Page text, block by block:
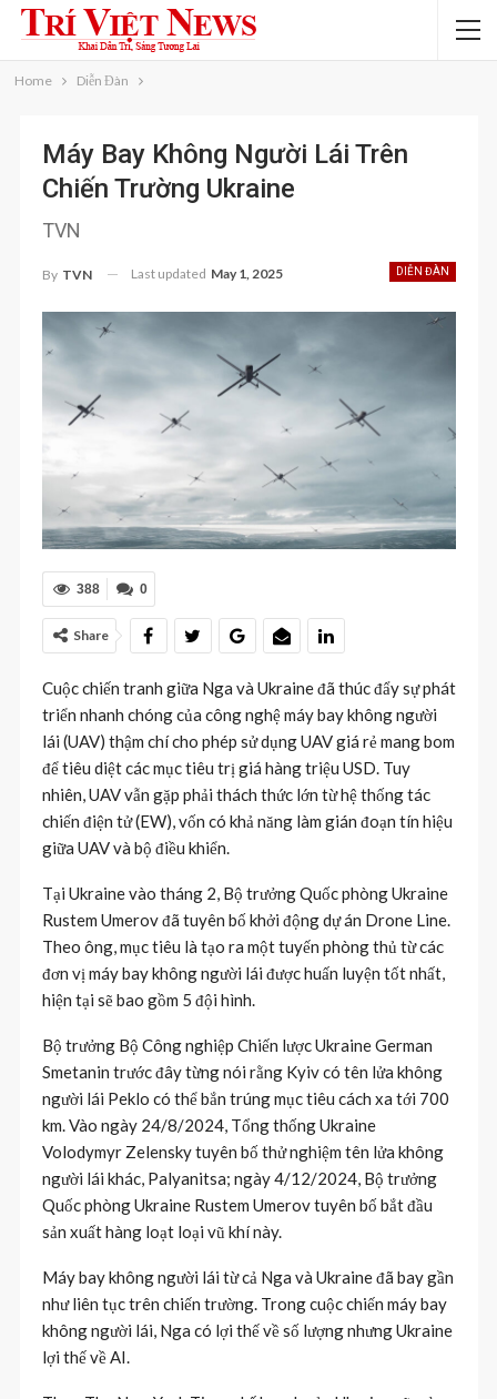
Home Diễn Đàn
Máy Bay Không Người Lái Trên
Chiến Trường Ukraine
TVN
DIỄN ĐÀN
By TVN Last updated May 1, 2025
0
388
Share
Cuộc chiến tranh giữa Nga và Ukraine đã thúc đẩy sự phát
triển nhanh chóng của công nghệ máy bay không người
lái (UAV) thậm chí cho phép sử dụng UAV giá rẻ mang bom
để tiêu diệt các mục tiêu trị giá hàng triệu USD. Tuy
nhiên, UAV vẫn gặp phải thách thức lớn từ hệ thống tác
chiến điện tử (EW), vốn có khả năng làm gián đoạn tín hiệu
giữa UAV và bộ điều khiển.
Tại Ukraine vào tháng 2, Bộ trưởng Quốc phòng Ukraine
Rustem Umerov đã tuyên bố khởi động dự án Drone Line.
Theo ông, mục tiêu là tạo ra một tuyến phòng thủ từ các
đơn vị máy bay không người lái được huấn luyện tốt nhất,
hiện tại sẽ bao gồm 5 đội hình.
Bộ trưởng Bộ Công nghiệp Chiến lược Ukraine German
Smetanin trước đây từng nói rằng Kyiv có tên lửa không
người lái Peklo có thể bắn trúng mục tiêu cách xa tới 700
km. Vào ngày 24/8/2024, Tổng thống Ukraine
Volodymyr Zelensky tuyên bố thử nghiệm tên lửa không
người lái khác, Palyanitsa; ngày 4/12/2024, Bộ trưởng
Quốc phòng Ukraine Rustem Umerov tuyên bố bắt đầu
sản xuất hàng loạt loại vũ khí này.
Máy bay không người lái từ cả Nga và Ukraine đã bay gần
như liên tục trên chiến trường. Trong cuộc chiến máy bay
không người lái, Nga có lợi thế về số lượng nhưng Ukraine
lợi thế về AI.